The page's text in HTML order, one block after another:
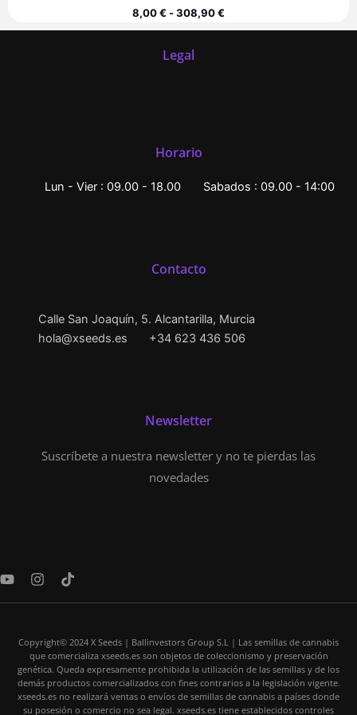
8,00€-308,90€
Legal
Horario
Lun - Vier : 09.00 - 18.00 Sabados : 09.00 - 14:00
Contacto
Calle San Joaquín, 5. Alcantarilla, Murcia
hola@xseeds.es
+34 623 436 506
Newsletter
Suscríbete a nuestra newsletter y no te pierdas las
novedades
Y
u
I
s
g
r
a
m
T
k
o
k
Copyright© 2024 X Seeds | Ballinvestors Group S.L | Las semillas de cannabis
que comercializa xseeds.es son objetos de coleccionismo y preservación
genética. Queda expresamente prohibida la utilización de las semillas y de los
demás productos comercializados con fines contrarios a la legislación vigente.
xseeds.es no realizará ventas o envíos de semillas de cannabis a países donde
su posesión o comercio no sea legal. xseeds.es tiene establecidos controles